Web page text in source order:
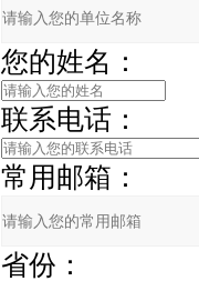
您的姓名：
联系电话：
常用邮箱：
省份：